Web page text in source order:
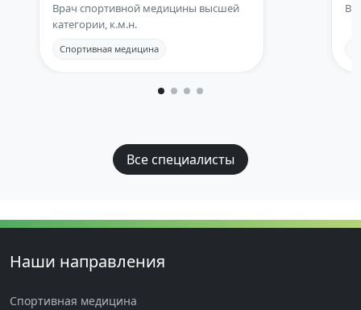
Врач спортивной медицины высшей
категории, к.м.н.
Спортивная медицина
Все специалисты
Наши направления
Спортивная медицина